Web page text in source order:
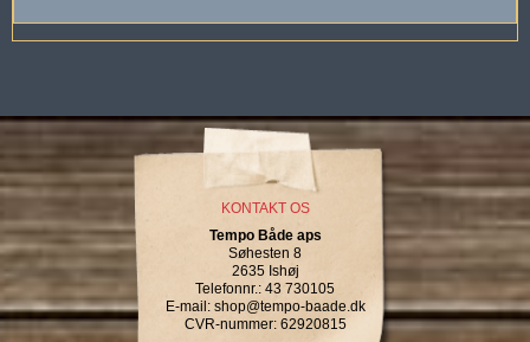
KONTAKT OS
Tempo Både aps
Søhesten 8
2635 Ishøj
Telefonnr.: 43 730105
E-mail : shop@tempo-baade.dk
CVR-nummer:62920815